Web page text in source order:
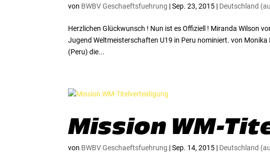
von BWBV Geschaeftsfuehrung |Sep. 23, 2015 | Deutschland
Herzlichen Glückwunsch ! Nun ist es Offiziell ! Miranda Wilson
Jugend Weltmeisterschaften U19 in Peru nominiert. von
(Peru) die...
Mission WM-
von BWBV Geschaeftsfuehrung |Sep. 14, 2015 | Deutschland